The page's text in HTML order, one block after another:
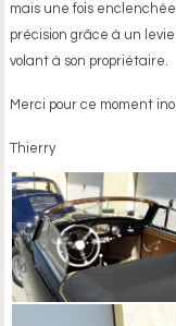
mais une fois
précision grâce à un
volant à son propriétaire.
Merci pour ce moment
Thierry